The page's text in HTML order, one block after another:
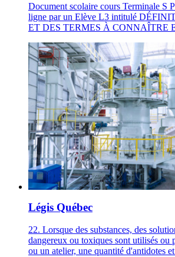
Document scolaire cours Terminale S
ligne par un Elève L3 intitulé
ET DES TERMES À CONNAÎTRE
Légis Québec
22. Lorsque des substances, des
dangereux ou toxiques sont utilisés ou
ou un atelier, une quantité d'antidotes